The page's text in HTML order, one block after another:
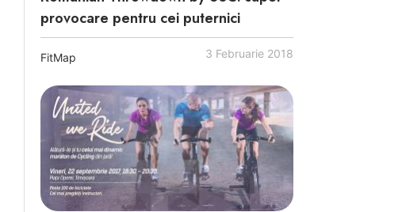
provocare pentru cei puternici
FitMap 3 Februarie 2018